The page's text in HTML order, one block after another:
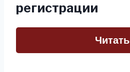
регистрации
Читать